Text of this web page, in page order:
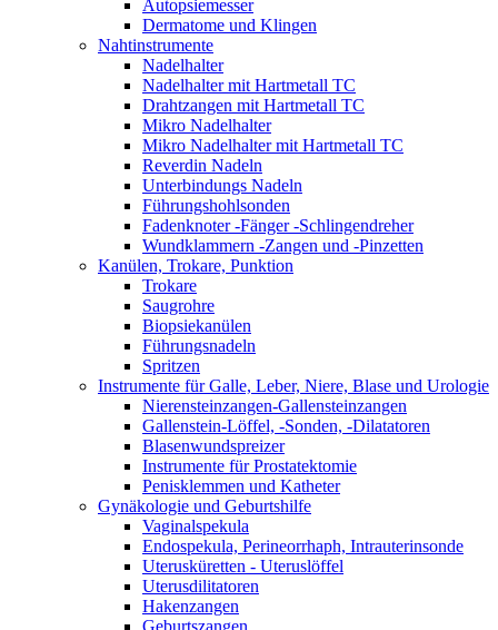
Autopsiemesser
Dermatome und Klingen
Nahtinstrumente
Nadelhalter
Nadelhalter mit Hartmetall TC
Drahtzangen mit Hartmetall TC
Mikro Nadelhalter
Mikro Nadelhalter mit Hartmetall TC
Reverdin Nadeln
Unterbindungs Nadeln
Führungshohlsonden
Fadenknoter -Fänger -Schlingendreher
Wundklammern -Zangen und -Pinzetten
Kanülen, Trokare, Punktion
Trokare
Saugrohre
Biopsiekanülen
Führungsnadeln
Spritzen
Instrumente für Galle, Leber, Niere, Blase und Urologie
Nierensteinzangen-Gallensteinzangen
Gallenstein-Löffel, -Sonden, -Dilatatoren
Blasenwundspreizer
Instrumente für Prostatektomie
Penisklemmen und Katheter
Gynäkologie und Geburtshilfe
Vaginalspekula
Endospekula, Perineorrhaph, Intrauterinsonde
Uterusküretten - Uteruslöffel
Uterusdilitatoren
Hakenzangen
Geburtszangen